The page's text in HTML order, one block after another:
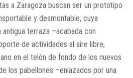
a Zaragoza buscan ser un prototipo
y desmontable, cuya
terraza –acabada con
de actividades al aire libre,
en el telón de fondo de los nuevos
los pabellones –enlazados por una